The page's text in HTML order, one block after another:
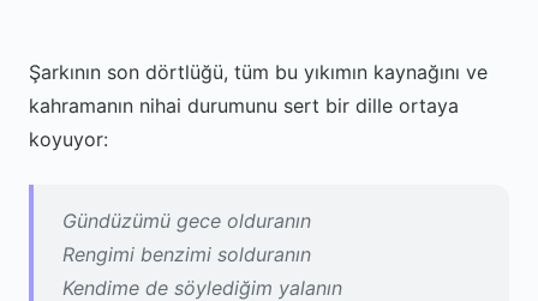
Şarkının son dörtlüğü, tüm bu yıkımın kaynağını ve
kahramanın nihai durumunu sert bir dille ortaya
koyuyor:
Gündüzümü gece olduranın
Rengimi benzimi solduranın
Kendime de söylediğim yalanın